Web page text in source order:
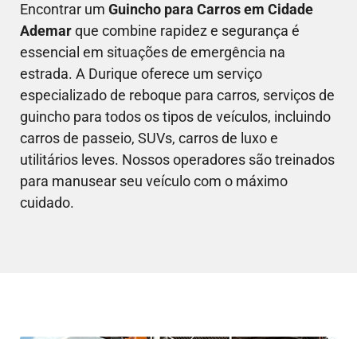
Encontrar um Guincho para Carros em Cidade
Ademarque combine rapidez e segurança é
essencial em situações de emergência na
estrada. A Durique oferece um serviço
especializado de reboque para carros, serviços de
guincho para todos os tipos de veículos, incluindo
carros de passeio, SUVs, carros de luxo e
utilitários leves. Nossos operadores são treinados
para manusear seu veículo com o máximo
cuidado.